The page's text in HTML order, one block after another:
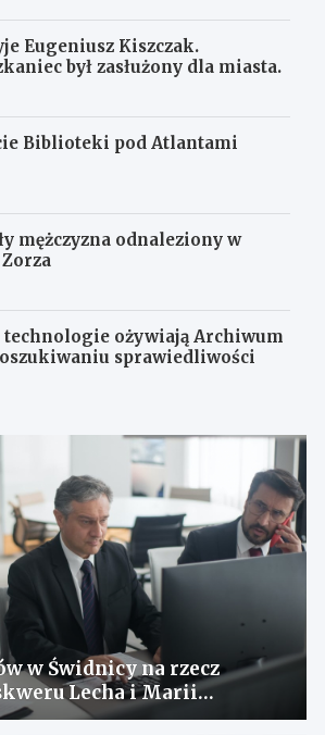
Eugeniusz Kiszczak.
był zasłużony dla miasta.
Biblioteki pod Atlantami
mężczyzna odnaleziony w
technologie ożywiają Archiwum
sprawiedliwości
w Świdnicy na rzecz
Lecha i Marii